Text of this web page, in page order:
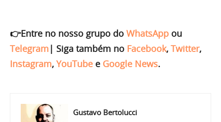
👉Entre no nosso grupo do WhatsApp ou
Telegram | Siga também no Facebook, Twitter,
Instagram, YouTube e Google News.
Gustavo Bertolucci